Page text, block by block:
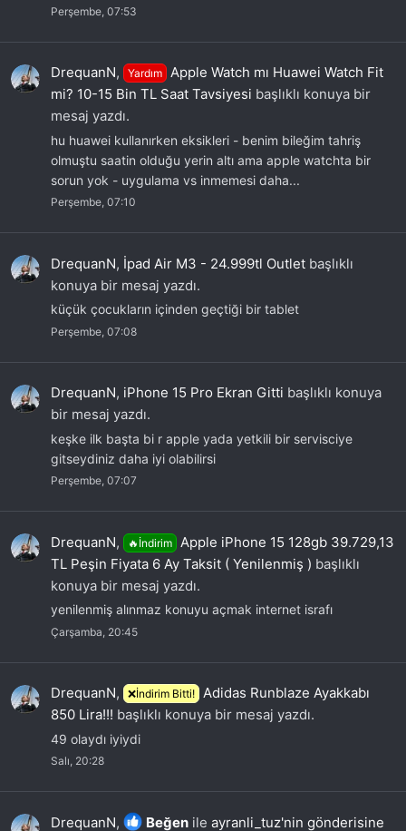
Perşembe, 07:53
DrequanN, Yardım
Apple Watch mı Huawei Watch Fit
mi? 10-15 Bin TL Saat Tavsiyesi başlıklı konuya bir
mesaj yazdı.
hu huawei kullanırken eksikleri - benim bileğim tahriş
olmuştu saatin olduğu yerin altı ama apple watchta bir
sorun yok - uygulama vs inmemesi daha...
Perşembe, 07:10
DrequanN, İpad Air M3 - 24.999tl Outlet başlıklı
konuya bir mesaj yazdı.
küçük çocukların içinden geçtiği bir tablet
Perşembe, 07:08
DrequanN, iPhone 15 Pro Ekran Gitti başlıklı konuya
bir mesaj yazdı.
keşke ilk başta bi r apple yada yetkili bir servisciye
gitseydiniz daha iyi olabilirsi
Perşembe, 07:07
DrequanN, 🔥İndirim
Apple iPhone 15 128gb 39.729,13
TL Peşin Fiyata 6 Ay Taksit ( Yenilenmiş ) başlıklı
konuya bir mesaj yazdı.
yenilenmiş alınmaz konuyu açmak internet israfı
Çarşamba, 20:45
DrequanN, ❌İndirim Bitti!
Adidas Runblaze Ayakkabı
850 Lira!!! başlıklı konuya bir mesaj yazdı.
49 olaydı iyiydi
Salı, 20:28
DrequanN, Beğen ile ayranli_tuz'nin gönderisine